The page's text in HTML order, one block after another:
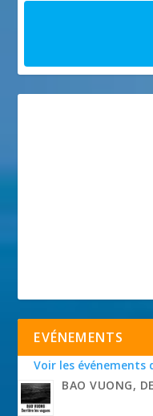
EVÉNEMENTS
Voir les événements
BAO VUONG,